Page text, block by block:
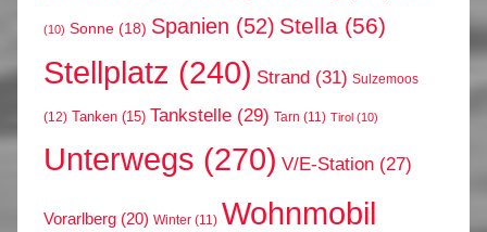
(10) Sonne (18) Spanien (52) Stella (56)
Stellplatz (240) Strand (31) Sulzemoos
(12) Tanken (15) Tankstelle (29) Tarn (11) Tirol (10)
Unterwegs (270) V/E-Station (27)
Vorarlberg (20) Winter (11) Wohnmobil